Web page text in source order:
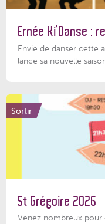
Ernée Ki’Danse :
Envie de danser cette
lance sa nouvelle
Sortir
St Grégoire 2026
Venez nombreux